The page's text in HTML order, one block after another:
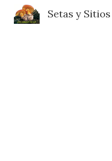
Setas y Sitios